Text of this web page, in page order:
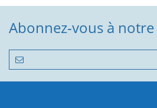
Abonnez-vous à notre